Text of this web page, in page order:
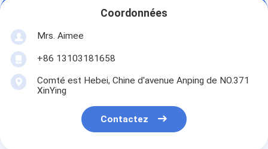
Coordonnées
Mrs. Aimee
+86 13103181658
Comté est Hebei, Chine d'avenue Anping de NO.371
XinYing
Contactez